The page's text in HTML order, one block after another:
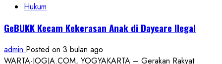
2026:
DIY
Desak
Pengesahan
Hukum
GeBUKK Kecam Kekerasan Anak di Daycare Ilegal
admin Posted on 3 bulan ago
WARTA-JOGJA.COM, YOGYAKARTA – Gerakan Rakyat